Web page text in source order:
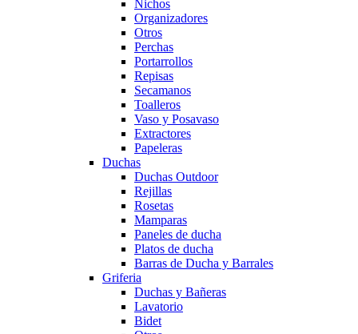
Nichos
Organizadores
Otros
Perchas
Portarrollos
Repisas
Secamanos
Toalleros
Vaso y Posavaso
Extractores
Papeleras
Duchas
Duchas Outdoor
Rejillas
Rosetas
Mamparas
Paneles de ducha
Platos de ducha
Barras de Ducha y Barrales
Griferia
Duchas y Bañeras
Lavatorio
Bidet